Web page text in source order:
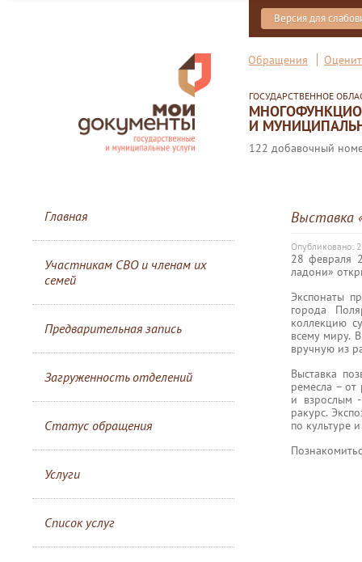
Версия для
Обращения
ГОСУДАРСТВЕННОЕ
И
122 добавочный
Главная
Участникам СВО и членам их
семей
Предварительная запись
Загруженность отделений
Статус обращения
Услуги
Список услуг
Выставка
Опубликовано:
28 февраля
ладони»
Экспонаты
города
коллекцию
всему миру.
вручную из
Выставка
ремесла – от
и взрослым
ракурс.
по культуре